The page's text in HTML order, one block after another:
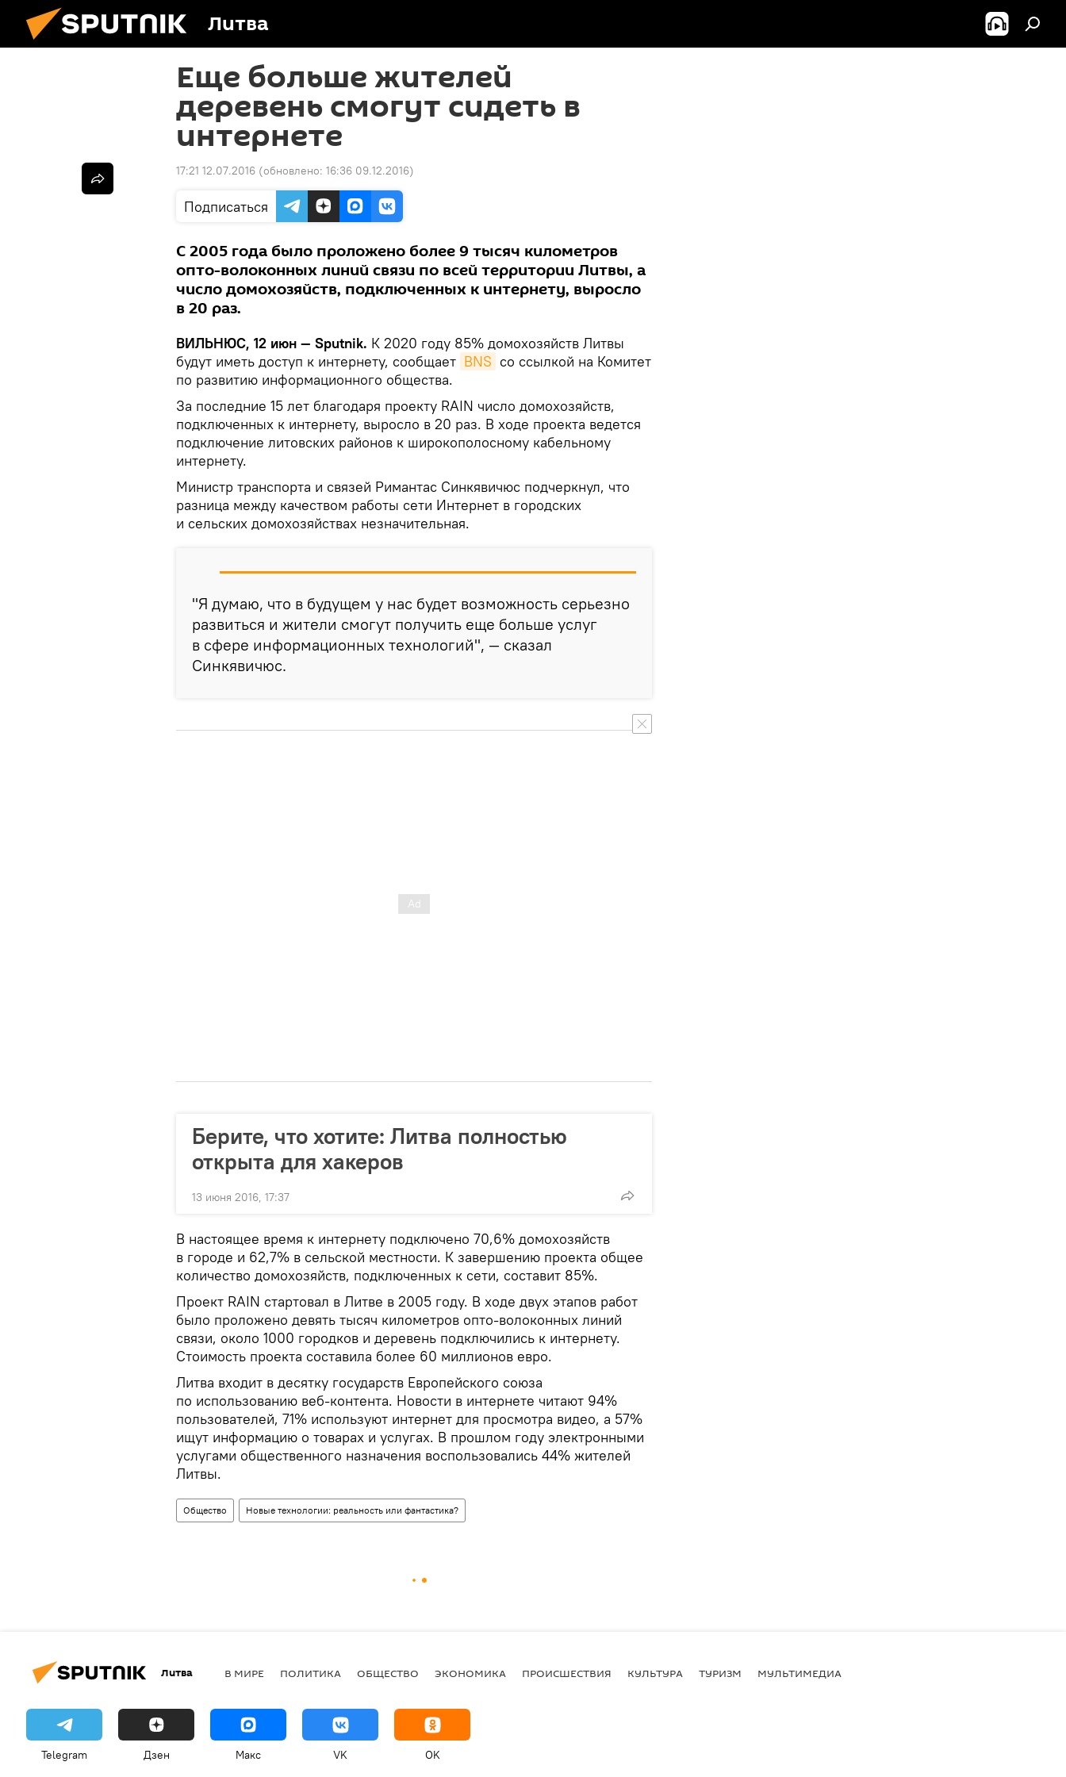
Литва
Еще больше жителей
деревень смогут сидеть в
интернете
17:21 12.07.2016 (обновлено: 16:36 09.12.2016)
Подписаться
С 2005 года было проложено более 9 тысяч километров
опто-волоконных линий связи по всей территории Литвы, а
число домохозяйств, подключенных к интернету, выросло
в 20 раз.
ВИЛЬНЮС, 12 июн — Sputnik. К 2020 году 85% домохозяйств Литвы
будут иметь доступ к интернету, сообщает BNS со ссылкой на Комитет
по развитию информационного общества.
За последние 15 лет благодаря проекту RAIN число домохозяйств,
подключенных к интернету, выросло в 20 раз. В ходе проекта ведется
подключение литовских районов к широкополосному кабельному
интернету.
Министр транспорта и связей Римантас Синкявичюс подчеркнул, что
разница между качеством работы сети Интернет в городских
и сельских домохозяйствах незначительная.
"Я думаю, что в будущем у нас будет возможность серьезно
развиться и жители смогут получить еще больше услуг
в сфере информационных технологий", — сказал
Синкявичюс.
Берите, что хотите: Литва полностью
открыта для хакеров
13 июня 2016, 17:37
В настоящее время к интернету подключено 70,6% домохозяйств
в городе и 62,7% в сельской местности. К завершению проекта общее
количество домохозяйств, подключенных к сети, составит 85%.
Проект RAIN стартовал в Литве в 2005 году. В ходе двух этапов работ
было проложено девять тысяч километров опто-волоконных линий
связи, около 1000 городков и деревень подключились к интернету.
Стоимость проекта составила более 60 миллионов евро.
Литва входит в десятку государств Европейского союза
по использованию веб-контента. Новости в интернете читают 94%
пользователей, 71% используют интернет для просмотра видео, а 57%
ищут информацию о товарах и услугах. В прошлом году электронными
услугами общественного назначения воспользовались 44% жителей
Литвы.
Общество Новые технологии: реальность или фантастика?
Литва В МИРЕ ПОЛИТИКА ОБЩЕСТВО ЭКОНОМИКА ПРОИСШЕСТВИЯ КУЛЬТУРА ТУРИЗМ МУЛЬТИМЕДИА
Telegram Дзен Макс VK OK